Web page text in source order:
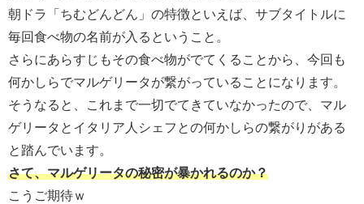
朝ドラ「ちむどんどん」の特徴といえば、サブタイトルに
毎回食べ物の名前が入るということ。
さらにあらすじもその食べ物がでてくることから、今回も
何かしらでマルゲリータが繋がっていることになります。
そうなると、これまで一切でてきていなかったので、マル
ゲリータとイタリア人シェフとの何かしらの繋がりがある
と踏んでいます。
さて、マルゲリータの秘密が暴かれるのか？
こうご期待ｗ